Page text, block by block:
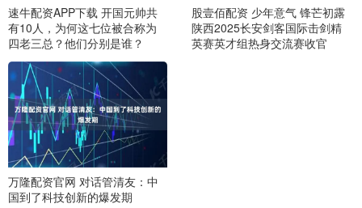
速牛配资APP下载 开国元帅共
有10人，为何这七位被合称为
四老三总？他们分别是谁？
股壹佰配资 少年意气 锋芒初露
陕西2025长安剑客国际击剑精
英赛英才组热身交流赛收官
万隆配资官网 对话管清友：中
国到了科技创新的爆发期